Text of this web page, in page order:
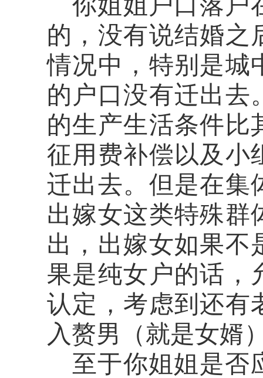
的，没有说结婚之
情况中，特别是城
的户口没有迁出去
的生产生活条件比
征用费补偿以及小
迁出去。但是在集
出嫁女这类特殊群
出，出嫁女如果不
果是纯女户的话，
认定，考虑到还有
入赘男（就是女婿
至于你姐姐是否